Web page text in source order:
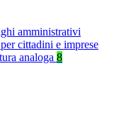
amministrativi
cittadini e imprese
analoga 8